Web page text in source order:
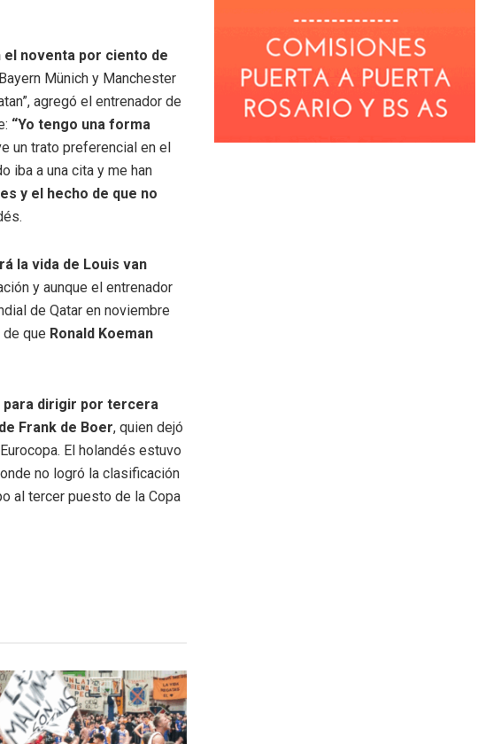
el noventa por ciento de
Münich y Manchester
agregó el entrenador de
“Yo tengo una forma
un trato preferencial en el
iba a una cita y me han
y el hecho de que no
la vida de Louis van
y aunque el entrenador
de Qatar en noviembre
que Ronald Koeman
para dirigir por tercera
Frank de Boer, quien dejó
El holandés estuvo
no logró la clasificación
al tercer puesto de la Copa